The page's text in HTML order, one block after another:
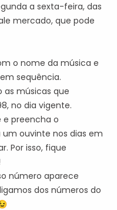
a sexta-feira, das
mercado, que pode
o nome da música e
sequência.
as músicas que
no dia vigente.
e preencha o
um ouvinte nos dias em
Por isso, fique
número aparece
dos números do